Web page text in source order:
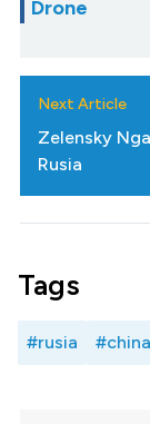
Drone
Next Article
Zelensky
Rusia
Tags
#rusia #china